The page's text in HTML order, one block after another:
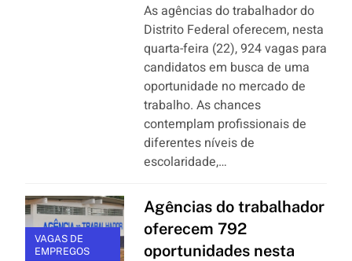
As agências do trabalhador do
Distrito Federal oferecem, nesta
quarta-feira (22), 924 vagas para
candidatos em busca de uma
oportunidade no mercado de
trabalho. As chances
contemplam profissionais de
diferentes níveis de
escolaridade,…
VAGAS DE
EMPREGOS
Agências do trabalhador
oferecem 792
oportunidades nesta